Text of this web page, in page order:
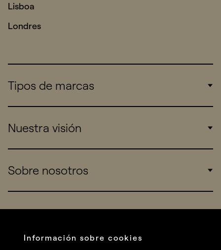
Lisboa
Londres
Tipos de marcas
Consumers
Startups
Nuestra visión
Work
Sobre nosotros
TalentInformación sobre cookies